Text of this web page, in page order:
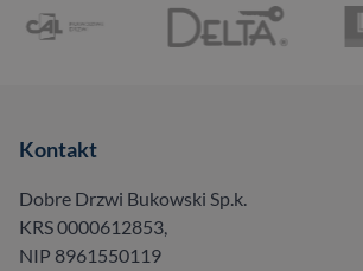
Kontakt
Dobre Drzwi Bukowski Sp.k.
KRS 0000612853,
NIP 8961550119